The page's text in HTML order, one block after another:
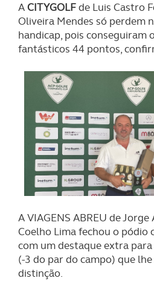
ACITYGOLFde Luis Castro
Oliveira Mendes só perdem
handicap, pois conseguiram
fantásticos 44 pontos,
A VIAGENS ABREU de
Coelho Lima fechou o pódio
com um destaque extra
(-3 do par do campo) que
distinção.